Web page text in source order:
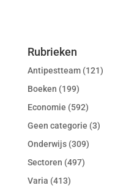
Rubrieken
Antipestteam(121)
Boeken (199)
Economie (592)
Geen categorie (3)
Onderwijs(309)
Sectoren (497)
Varia (413)